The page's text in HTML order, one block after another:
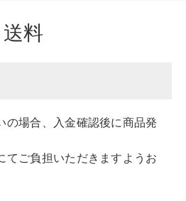
料
の場合、入金確認後に商品発
てご負担いただきますようお